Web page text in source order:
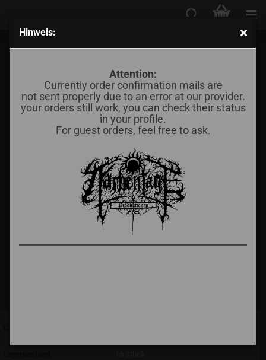
Hinweis:
Attention:
Currently order confirmation mails are
not sent properly due to an error at our provider.
your orders still work, you can check their status
in your profile.
For guest orders, feel free to ask.
Immorior - Herbstmär
Saar